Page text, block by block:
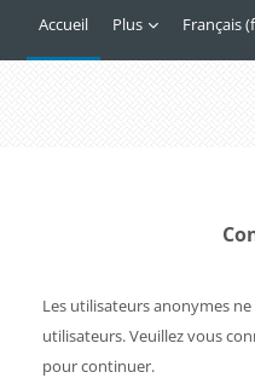
Accueil Plus Français
Les utilisateurs anonymes
utilisateurs. Veuillez vous
pour continuer.